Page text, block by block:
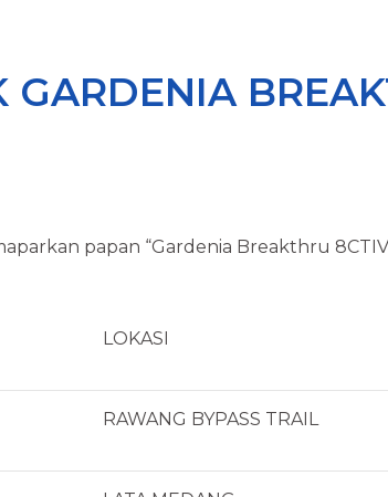
GARDENIA
papan “Gardenia Breakthru
LOKASI
RAWANG BYPASS TRAIL